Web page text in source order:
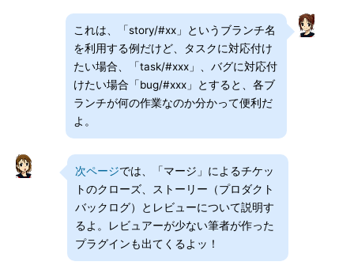
これは、「story/#xx」というブランチ名
を利用する例だけど、タスクに対応付け
たい場合、「task/#xxx」、バグに対応付
けたい場合「bug/#xxx」とすると、各ブ
ランチが何の作業なのか分かって便利だ
よ。
次ページでは、「マージ」によるチケッ
トのクローズ、ストーリー（プロダクト
バックログ）とレビューについて説明す
るよ。レビュアーが少ない筆者が作った
プラグインも出てくるよッ！